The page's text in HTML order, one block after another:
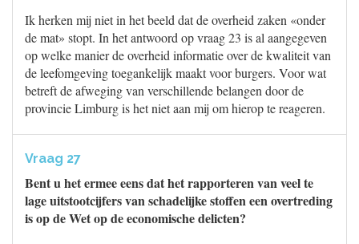
Ik herken mij niet in het beeld dat de overheid zaken «onder
de mat» stopt. In het antwoord op vraag 23 is al aangegeven
op welke manier de overheid informatie over de kwaliteit van
de leefomgeving toegankelijk maakt voor burgers. Voor wat
betreft de afweging van verschillende belangen door de
provincie Limburg is het niet aan mij om hierop te reageren.
Vraag 27
Bent u het ermee eens dat het rapporteren van veel te
lage uitstootcijfers van schadelijke stoffen een overtreding
is op de Wet op de economische delicten?